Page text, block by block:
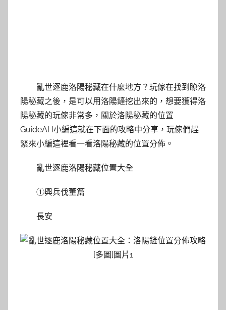
亂世逐鹿洛陽秘藏在什麼地方？玩傢在找到瞭洛
陽秘藏之後，是可以用洛陽鏟挖出來的，想要獲得洛
陽秘藏的玩傢非常多，關於洛陽秘藏的位置
GuideAH小編這就在下面的攻略中分享，玩傢們趕
緊來小編這裡看一看洛陽秘藏的位置分佈。
亂世逐鹿洛陽秘藏位置大全
①興兵伐董篇
長安